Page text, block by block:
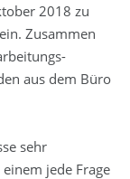
2018 zu
Zusammen
aus dem Büro
sehr
jede Frage